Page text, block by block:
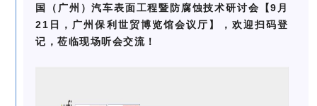
国（广州）汽车表面工程暨防腐蚀技术研讨会 【9月
21日，广州保利世贸博览馆会议厅】，欢迎扫码登
记，莅临现场听会交流！